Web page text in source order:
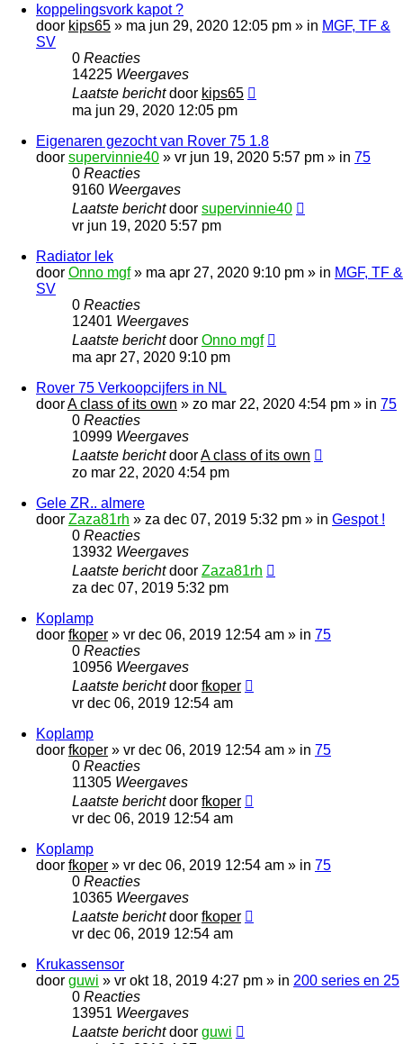
koppelingsvork kapot ?
door kips65 » ma jun 29, 2020 12:05 pm » in MGF, TF &
SV
0 Reacties
14225 Weergaves
Laatste berichtdoor kips65
ma jun 29, 2020 12:05 pm
Eigenaren gezocht van Rover 75 1.8
door supervinnie40 » vr jun 19, 2020 5:57 pm » in 75
0 Reacties
9160 Weergaves
Laatste berichtdoor supervinnie40
vr jun 19, 2020 5:57 pm
Radiator lek
door Onno mgf» ma apr 27, 2020 9:10 pm » in MGF, TF &
SV
0 Reacties
12401 Weergaves
Laatste berichtdoor Onno mgf
ma apr 27, 2020 9:10 pm
Rover 75 Verkoopcijfers in NL
doorA class of its own » zo mar 22, 2020 4:54 pm » in 75
0 Reacties
10999 Weergaves
Laatste berichtdoorA class of its own
zo mar 22, 2020 4:54 pm
Gele ZR.. almere
door Zaza81rh » za dec 07, 2019 5:32 pm » in Gespot !
0 Reacties
13932 Weergaves
Laatste berichtdoor Zaza81rh
za dec 07, 2019 5:32 pm
Koplamp
door fkoper » vr dec 06, 2019 12:54 am » in 75
0 Reacties
10956 Weergaves
Laatste berichtdoor fkoper
vr dec 06, 2019 12:54 am
Koplamp
door fkoper » vr dec 06, 2019 12:54 am » in 75
0 Reacties
11305 Weergaves
Laatste berichtdoor fkoper
vr dec 06, 2019 12:54 am
Koplamp
door fkoper » vr dec 06, 2019 12:54 am » in 75
0 Reacties
10365 Weergaves
Laatste berichtdoor fkoper
vr dec 06, 2019 12:54 am
Krukassensor
door guwi » vr okt 18, 2019 4:27 pm » in 200 series en 25
0 Reacties
13951 Weergaves
Laatste berichtdoor guwi